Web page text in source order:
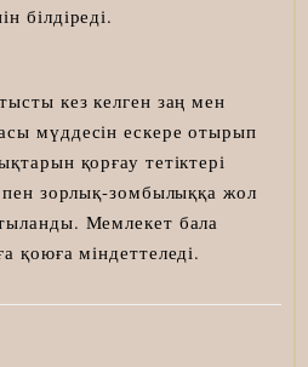
білдіреді.
кез келген заң мен
мүддесін ескере отырып
қорғау тетіктері
пен зорлық-зомбылыққа жол
Мемлекет бала
қоюға міндеттеледі.